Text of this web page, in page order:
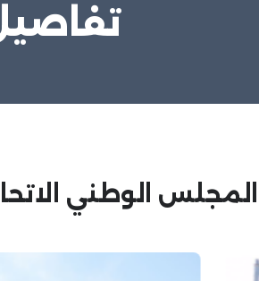
المجلس الوطني